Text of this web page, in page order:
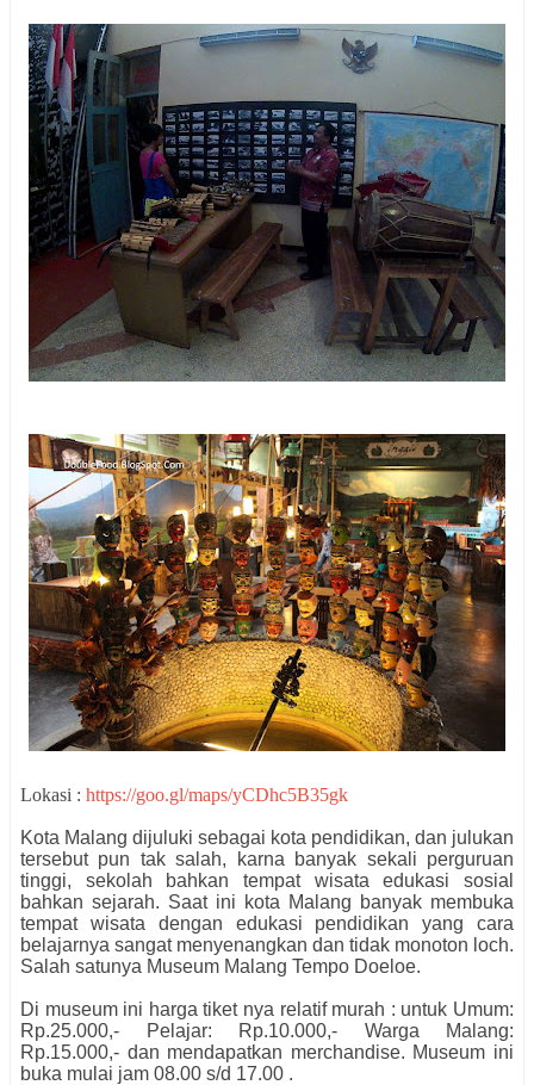
Lokasi : https://goo.gl/maps/yCDhc5B35gk
Kota Malang dijuluki sebagai kota pendidikan, dan julukan
tersebut pun tak salah, karna banyak sekali perguruan
tinggi, sekolah bahkan tempat wisata edukasi sosial
bahkan sejarah. Saat ini kota Malang banyak membuka
tempat wisata dengan edukasi pendidikan yang cara
belajarnya sangat menyenangkan dan tidak monoton loch.
Salah satunya Museum Malang Tempo Doeloe.
Di museum ini harga tiket nya relatif murah : untuk Umum:
Rp.25.000,- Pelajar: Rp.10.000,- Warga Malang:
Rp.15.000,- dan mendapatkan merchandise. Museum ini
buka mulai jam 08.00 s/d 17.00 .